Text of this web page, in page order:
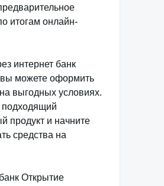
итогам онлайн-
интернет банк
можете оформить
выгодных условиях.
продукт и начните
средства на
Открытие